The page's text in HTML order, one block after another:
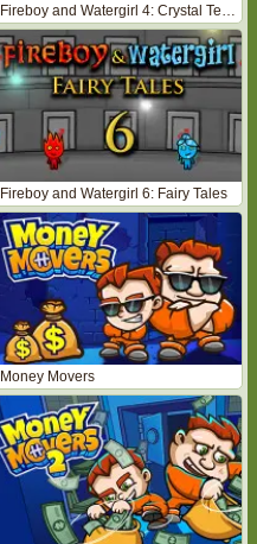
Fireboy and Watergirl 6: Fairy Tales
Money Movers